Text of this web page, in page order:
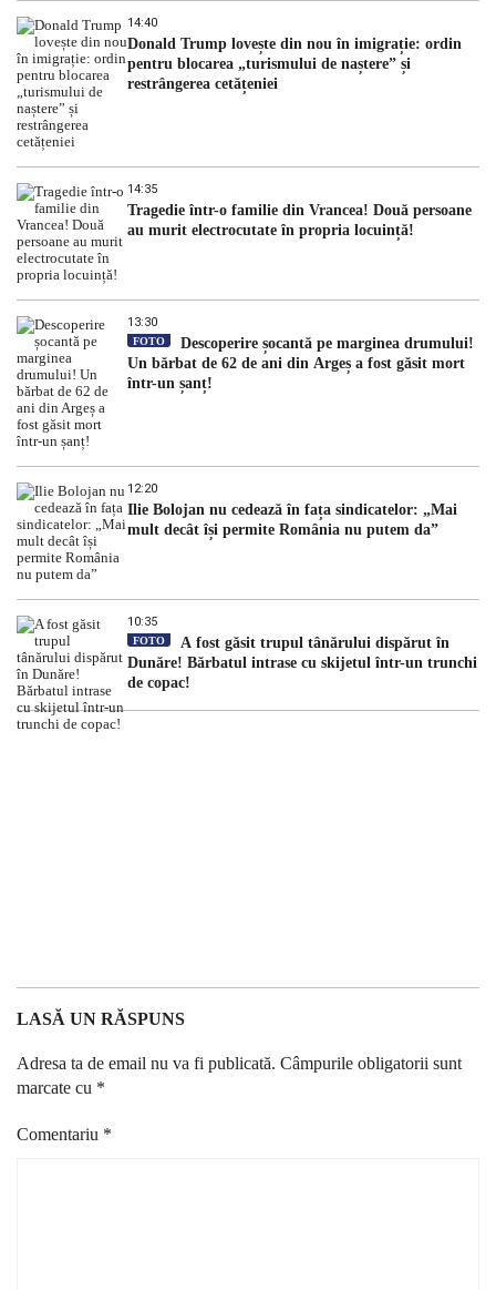
14:40
Donald Trump lovește din nou în imigrație: ordin
pentru blocarea „turismului de naștere” și
restrângerea cetățeniei
14:35
Tragedie într-o familie din Vrancea! Două persoane
au murit electrocutate în propria locuință!
13:30
FOTO
Descoperire șocantă pe marginea drumului!
Un bărbat de 62 de ani din Argeș a fost găsit mort
într-un șanț!
12:20
Ilie Bolojan nu cedează în fața sindicatelor: „Mai
mult decât își permite România nu putem da”
10:35
FOTO
A fost găsit trupul tânărului dispărut în
Dunăre! Bărbatul intrase cu skijetul într-un trunchi
de copac!
LASĂ UN RĂSPUNS
Adresa ta de email nu va fi publicată. Câmpurile obligatorii sunt
marcate cu *
Comentariu *